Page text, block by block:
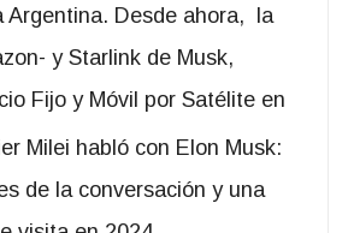
Argentina. Desde ahora, la
y Starlink de Musk,
Fijo y Móvil por Satélite en